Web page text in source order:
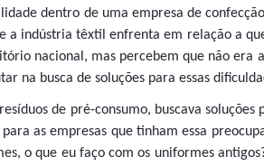
dentro de uma empresa de
a indústria têxtil enfrenta em relação a
nacional, mas percebem que não era
na busca de soluções para essas
de pré-consumo, buscava soluções
as empresas que tinham essa
o que eu faço com os uniformes